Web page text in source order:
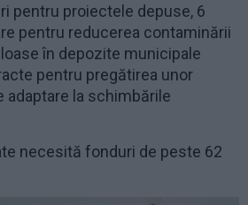
pentru proiectele depuse, 6
pentru reducerea contaminării
în depozite municipale
pentru pregătirea unor
adaptare la schimbările
necesită fonduri de peste 62